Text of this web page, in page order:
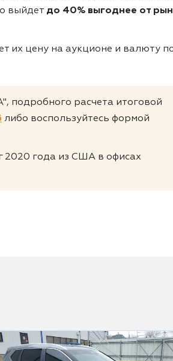
выйдет до 40% выгоднее от
их цену на аукционе и валюту
подробного расчета итоговой
либо воспользуйтесь формой
2020 года из США в офисах